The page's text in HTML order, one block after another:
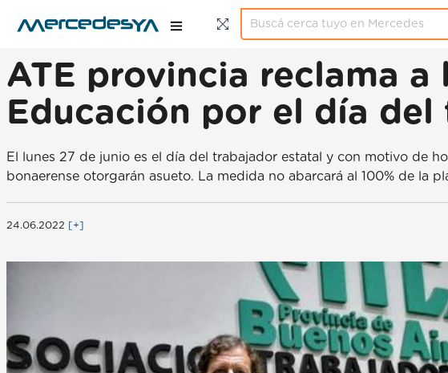
ATE provincia reclama
Educación por el día
El lunes 27 de junio es el día del trabajador estatal y con motivo de
bonaerense otorgarán asueto. La medida no abarcará al 100% de la
24.06.2022 [+]